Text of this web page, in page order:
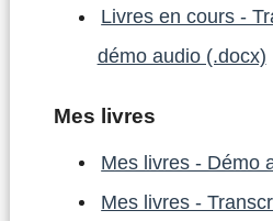
Livres en cours -
démo audio (.docx)
Mes livres
Mes livres - Démo
Mes livres -